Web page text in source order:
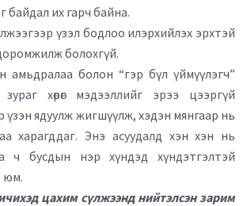
байдал их гарч байна.
үзэл бодлоо илэрхийлэх эрхтэй
болохгүй.
амьдралаа болон “гэр бүл үймүүлэгч”
хөрөг мэдээллийг эрээ цээргүй
үзэн ядуулж жигшүүлж, хэдэн мянгаар нь
харагддаг. Энэ асуудалд хэн хэн нь
ч бусдын нэр хүндэд хүндэтгэлтэй
юм.
цахим сүлжээнд нийтэлсэн зарим